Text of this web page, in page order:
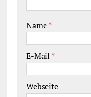
Name*
E-Mail *
Webseite